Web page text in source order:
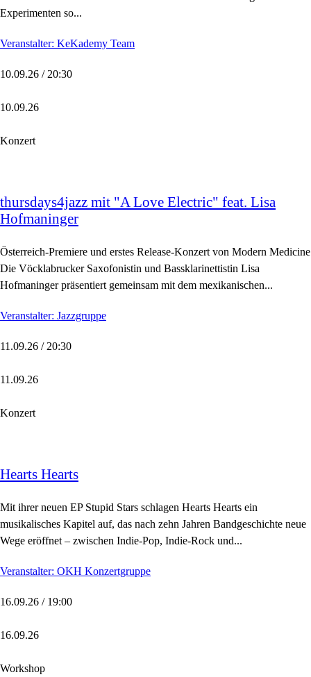
Experimenten so...
Veranstalter: KeKademy Team
10.09.26 / 20:30
10.09.26
Konzert
thursdays4jazz mit "A Love Electric" feat. Lisa
Hofmaninger
Österreich-Premiere und erstes Release-Konzert von Modern Medicine
Die Vöcklabrucker Saxofonistin und Bassklarinettistin Lisa
Hofmaninger präsentiert gemeinsam mit dem mexikanischen...
Veranstalter: Jazzgruppe
11.09.26 / 20:30
11.09.26
Konzert
Hearts Hearts
Mit ihrer neuen EP Stupid Stars schlagen Hearts Hearts ein
musikalisches Kapitel auf, das nach zehn Jahren Bandgeschichte neue
Wege eröffnet – zwischen Indie-Pop, Indie-Rock und...
Veranstalter: OKH Konzertgruppe
16.09.26 / 19:00
16.09.26
Workshop